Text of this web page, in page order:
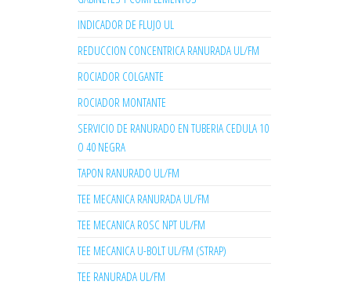
INDICADOR DE FLUJO UL
REDUCCION CONCENTRICA RANURADA UL/FM
ROCIADOR COLGANTE
ROCIADOR MONTANTE
SERVICIO DE RANURADO EN TUBERIA CEDULA 10
O 40 NEGRA
TAPON RANURADO UL/FM
TEE MECANICA RANURADA UL/FM
TEE MECANICA ROSC NPT UL/FM
TEE MECANICA U-BOLT UL/FM (STRAP)
TEE RANURADA UL/FM